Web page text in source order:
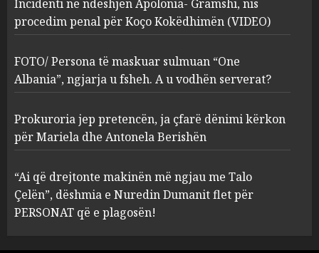
3
FOTO/ Persona të maskuar
sulmuan “One Albania”,
ngjarja u fsheh. A u vodhën
serverat?
MARCH 25, 2025
4
Prokuroria jep pretencën, ja
çfarë dënimi kërkon për
Berishën
MARCH 25, 2025
Incidenti në ndeshjen Apolonia- Gramshi, nis
procedim penal për Koço Kokëdhimën (VIDEO)
FOTO/ Persona të maskuar sulmuan “One
Albania”, ngjarja u fsheh. A u vodhën serverat?
Prokuroria jep pretencën, ja çfarë dënimi kërkon
për Mariela dhe Antonela Berishën
“Ai që drejtonte makinën më ngjau me Talo
Çelën”, dëshmia e Nuredin Dumanit flet për
PERSONAT që e plagosën!